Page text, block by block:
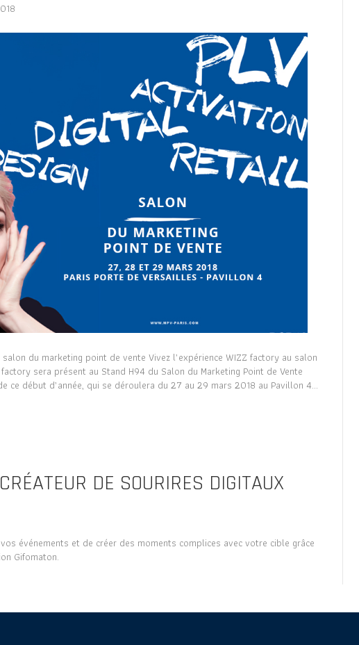
du marketing point de vente Vivez l’expérience WIZZ factory au salon
sera présent au Stand H94 du Salon du Marketing Point de Vente
ce début d’année, qui se déroulera du 27 au 29 mars 2018 au Pavillon 4…
DE SOURIRES DIGITAUX
événements et de créer des moments complices avec votre cible grâce
Gifomaton.